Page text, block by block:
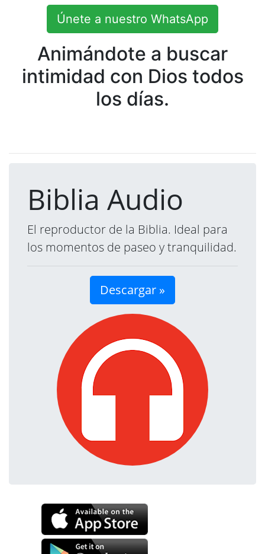
Únete a nuestro WhatsApp
Animándote a buscar
intimidad con Dios todos
los días.
Biblia Audio
El reproductor de la Biblia. Ideal para
los momentos de paseo y tranquilidad.
Descargar »